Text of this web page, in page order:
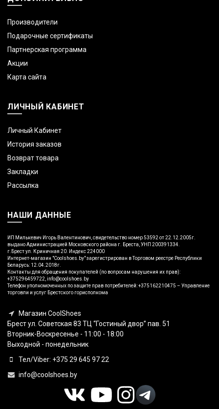
Производители
Подарочные сертификаты
Партнерская программа
Акции
Карта сайта
ЛИЧНЫЙ КАБИНЕТ
Личный Кабинет
История заказов
Возврат товара
Закладки
Рассылка
НАШИ ДАННЫЕ
ИП Милькевич Игорь Валентинович, свидетельство номер 53592 от 22.12.2005г.
выдано Администрацией Московского района г. Бреста, УНП 200391334.
г.Брест ул. Криничная 20. Индекс 224000
Интернет-магазин "Coolshoes.by" зарегистрирован в Торговом реестре Республики
Беларусь: 12.04.2018г.
Контакты для обращения покупателей (по вопросам нарушения их прав):
+375296459722, info@coolshoes.by
Телефон уполномоченных по защите прав потребителей: +375162210475 – Управление
торговли и услуг Брестского горисполкома
Магазин CoolShoes
Брест ул. Советская 83 ТЦ “Гостиный двор” пав. 51
Вторник-Воскресенье - 11:00 - 18:00
Выходной - понедельник
Тел/Viber: +375 29 645 97 22
info@coolshoes.by